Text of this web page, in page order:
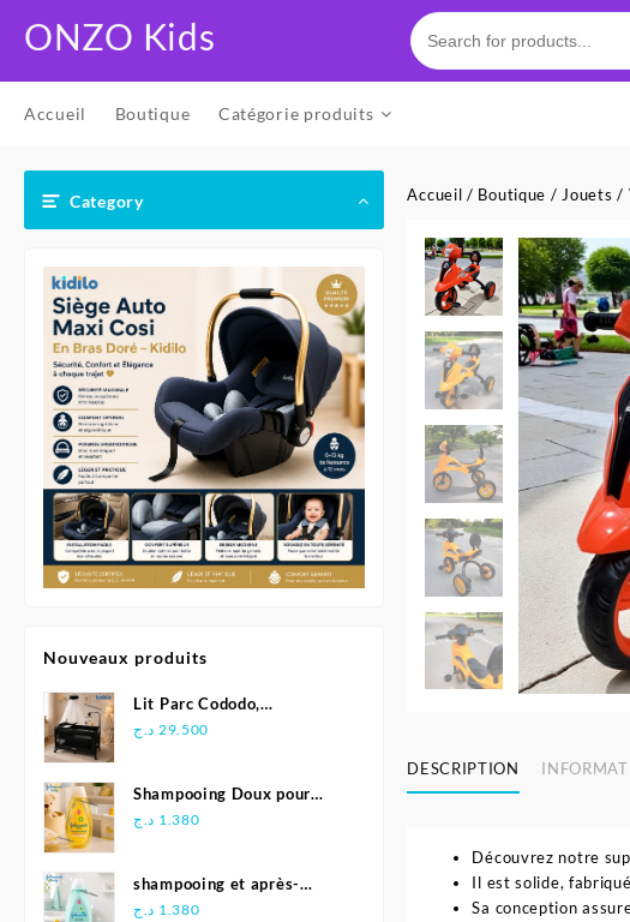
ONZO Kids
Accueil Boutique Catégorie produits
Category
Nouveaux produits
Lit Parc Cododo,
Multifonction - Kidilo
29.500 د.ج
Shampooing Doux pour
Bébé 500 ml - Johnson's
1.380 د.ج
shampooing et après-
shampoing 2en1 Soft &
1.380 د.ج
Accueil / Boutique / Jouets /
DESCRIPTION
Découvrez notre
Il est solide,
Sa conception